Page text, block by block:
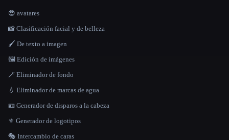
😎 avatares
📸 Clasificación facial y de belleza
🖌️ De texto a imagen
🖼️ Edición de imágenes
🪄 Eliminador de fondo
💧 Eliminador de marcas de agua
🪪 Generador de disparos a la cabeza
⚜️ Generador de logotipos
🎭 Intercambio de caras